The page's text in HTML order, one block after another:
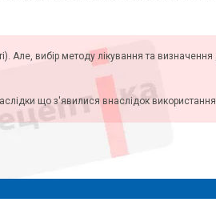
Але, вибір методу лікування та
що з'явилися внаслідок використання